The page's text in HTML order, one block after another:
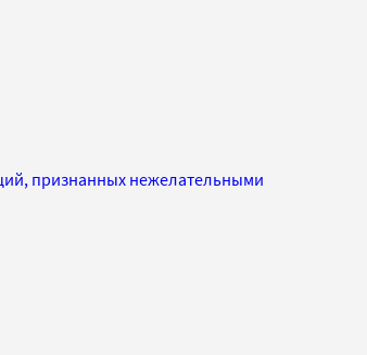
признанных нежелательными